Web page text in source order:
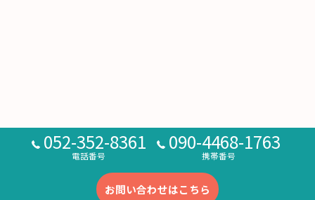
052-352-8361
電話番号
090-4468-1763
携帯番号
お問い合わせはこちら